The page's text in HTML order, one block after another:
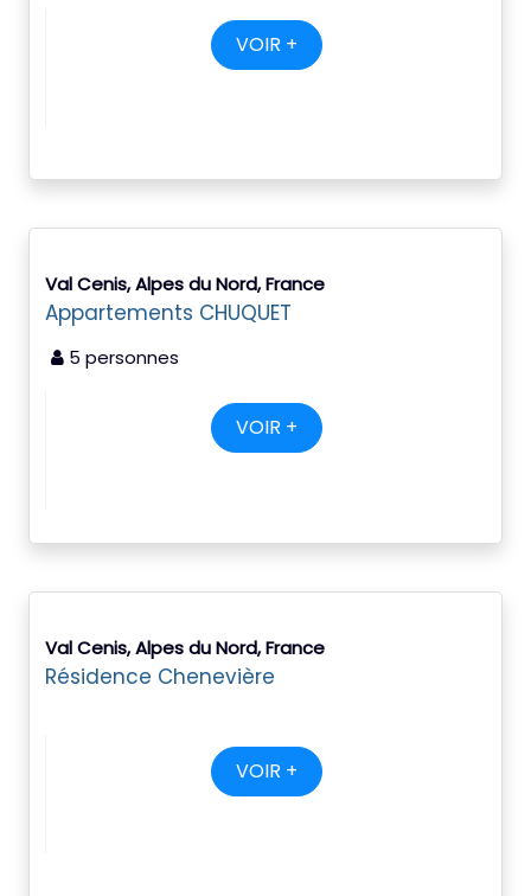
VOIR +
Val Cenis, Alpes du Nord, France
Appartements CHUQUET
5 personnes
VOIR +
Val Cenis, Alpes du Nord, France
Résidence Chenevière
VOIR +